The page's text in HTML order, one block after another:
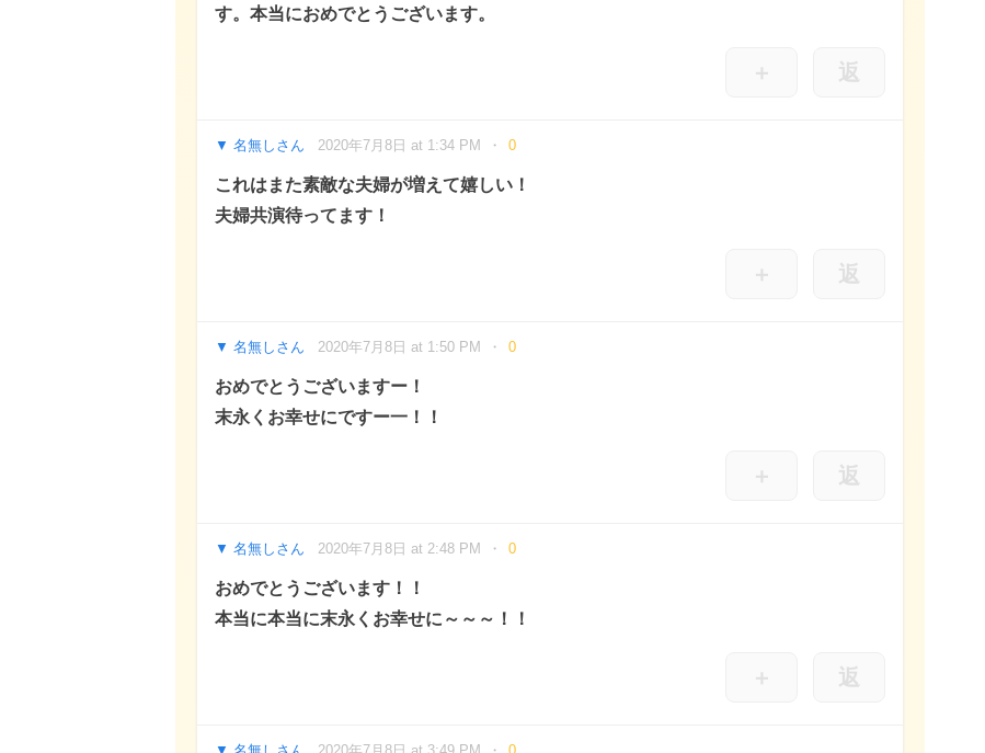
す。本当におめでとうございます。
＋ 返
名無しさん 2020年7月8日 at 1:34 PM 0
これはまた素敵な夫婦が増えて嬉しい！
夫婦共演待ってます！
＋ 返
名無しさん 2020年7月8日 at 1:50 PM 0
おめでとうございますー！
末永くお幸せにですー一！！
＋ 返
名無しさん 2020年7月8日 at 2:48 PM 0
おめでとうございます！！
本当に本当に末永くお幸せに～～～！！
＋ 返
名無しさん 2020年7月8日 at 3:49 PM 0